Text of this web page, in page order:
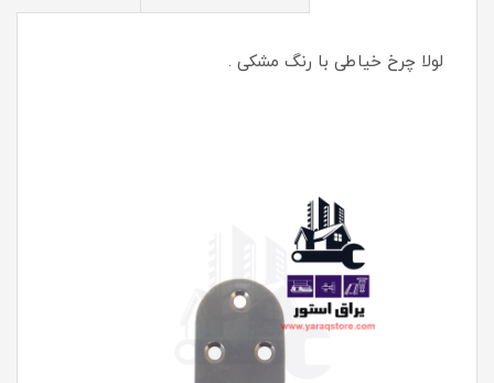
لولا چرخ خیاطی با رنگ مشکی .